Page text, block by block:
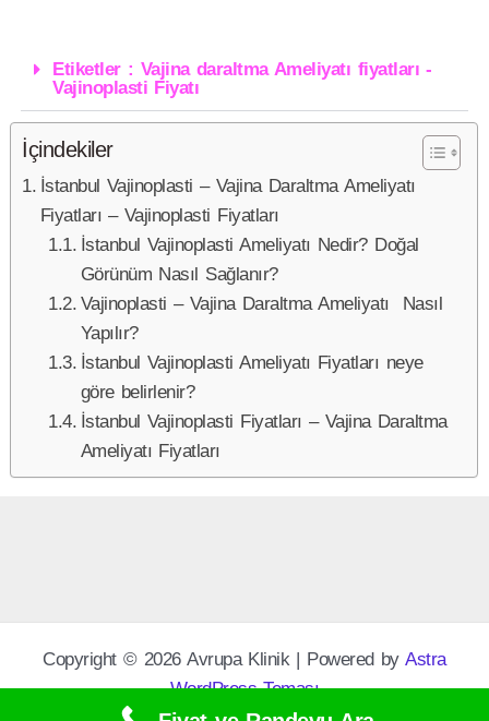
Etiketler : Vajina daraltma Ameliyatı fiyatları -
Vajinoplasti Fiyatı
İçindekiler
İstanbul Vajinoplasti – Vajina Daraltma Ameliyatı
Fiyatları – Vajinoplasti Fiyatları
İstanbul Vajinoplasti Ameliyatı Nedir? Doğal
Görünüm Nasıl Sağlanır?
Vajinoplasti – Vajina Daraltma Ameliyatı Nasıl
Yapılır?
İstanbul Vajinoplasti Ameliyatı Fiyatları neye
göre belirlenir?
İstanbul Vajinoplasti Fiyatları – Vajina Daraltma
Ameliyatı Fiyatları
Copyright © 2026 Avrupa Klinik | Powered byAstra
WordPress Teması